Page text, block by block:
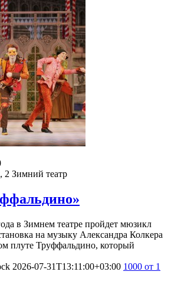
2 Зимний театр
в Зимнем театре пройдет мюзикл
на музыку Александра Колкера
плуте Труффальдино, который
2026-07-31T13:11:00+03:00 1000 от 1